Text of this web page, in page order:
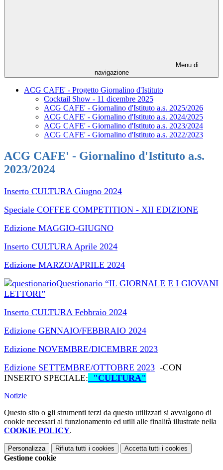
Menu di
navigazione
ACG CAFE' - Progetto Giornalino d'Istituto
Cocktail Show - 11 dicembre 2025
ACG CAFE' - Giornalino d'Istituto a.s. 2025/2026
ACG CAFE' - Giornalino d'Istituto a.s. 2024/2025
ACG CAFE' - Giornalino d'Istituto a.s. 2023/2024
ACG CAFE' - Giornalino d'Istituto a.s. 2022/2023
ACG CAFE' - Giornalino d'Istituto a.s.
2023/2024
Inserto CULTURA Giugno 2024
Speciale COFFEE COMPETITION - XII EDIZIONE
Edizione MAGGIO-GIUGNO
Inserto CULTURA Aprile 2024
Edizione MARZO/APRILE 2024
Questionario “IL GIORNALE E I GIOVANI
LETTORI”
Inserto CULTURA Febbraio 2024
Edizione GENNAIO/FEBBRAIO 2024
Edizione NOVEMBRE/DICEMBRE 2023
Edizione SETTEMBRE/OTTOBRE 2023 -CON
INSERTO SPECIALE:
"CULTURA"
Notizie
Questo sito o gli strumenti terzi da questo utilizzati si avvalgono di
cookie necessari al funzionamento ed utili alle finalità illustrate nella
COOKIE POLICY.
Personalizza Rifiuta tutti i cookies Accetta tutti i cookies
Gestione cookie